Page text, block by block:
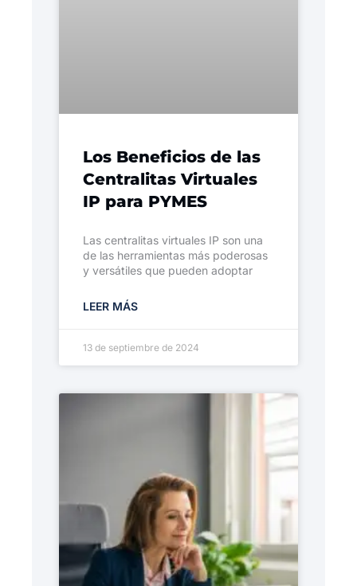
Los Beneficios de las
Centralitas Virtuales
IP para PYMES
Las centralitas virtuales IP son una
de las herramientas más poderosas
y versátiles que pueden adoptar
LEER MÁS
13 de septiembre de 2024